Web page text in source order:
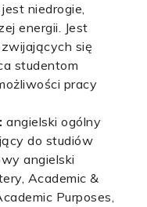
niedrogie,
energii. Jest
się
studentom
pracy
angielski ogólny
do studiów
angielski
Academic &
Purposes,